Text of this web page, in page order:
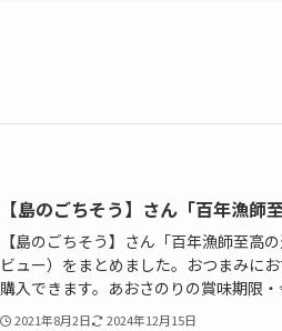
【島のごちそう】さん「百年漁師
【島のごちそう】さん「百年漁師至高
ビュー）をまとめました。おつまみに
購入できます。あおさのりの賞味期限
2021年8月2日 2024年12月15日